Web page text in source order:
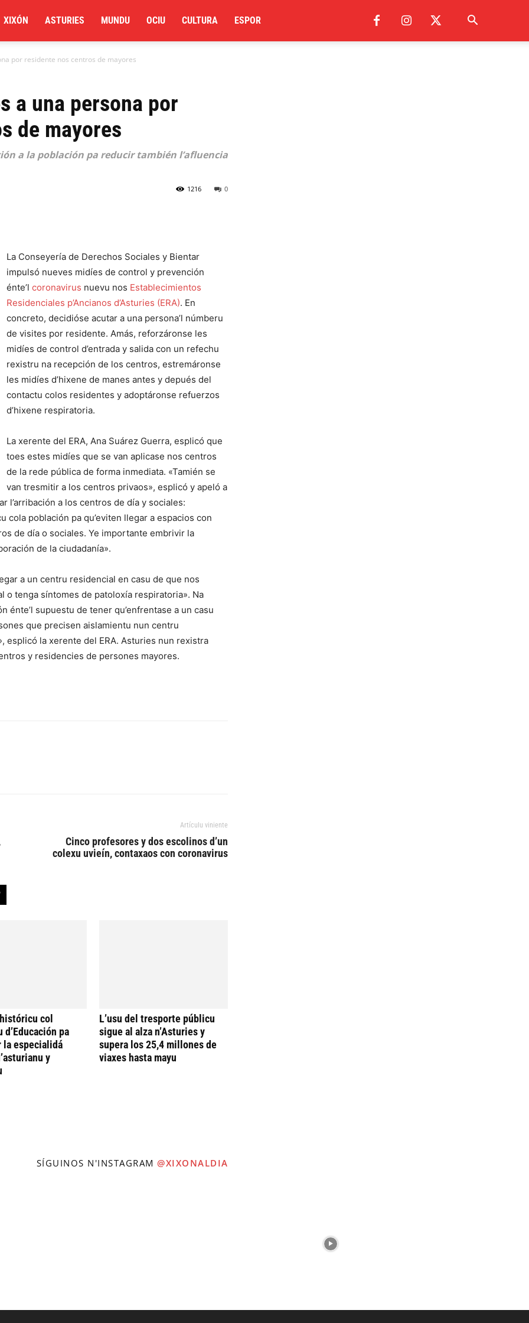
XIXÓN ASTURIES MUNDU OCIU CULTURA ESPOR
por residente nos centros de mayores
a una persona por
de mayores
a la población pa reducir también l’afluencia
0
1216
La Conseyería de Derechos Sociales y Bientar
impulsó nueves midíes de control y prevención
énte’l coronavirus nuevu nos Establecimientos
Residenciales p’Ancianos d’Asturies (ERA). En
concreto, decidióse acutar a una persona’l númberu
de visites por residente. Amás, reforzáronse les
midíes de control d’entrada y salida con un refechu
rexistru na recepción de los centros, estremáronse
les midíes d’hixene de manes antes y depués del
contactu colos residentes y adoptáronse refuerzos
d’hixene respiratoria.
La xerente del ERA, Ana Suárez Guerra, esplicó que
toes estes midíes que se van aplicase nos centros
de la rede pública de forma inmediata. «Tamién se
van tresmitir a los centros privaos», esplicó y apeló a
l’arribación a los centros de día y sociales:
cola población pa qu’eviten llegar a espacios con
de día o sociales. Ye importante embrivir la
de la ciudadanía».
a un centru residencial en casu de que nos
o tenga síntomes de patoloxía respiratoria». Na
énte’l supuestu de tener qu’enfrentase a un casu
que precisen aislamientu nun centru
esplicó la xerente del ERA. Asturies nun rexistra
y residencies de persones mayores.
Artículu viniente
Cinco profesores y dos escolinos d’un
colexu uvieín, contaxaos con coronavirus
col
pa
la especialidá
y
L’usu del tresporte públicu
sigue al alza n’Asturies y
supera los 25,4 millones de
viaxes hasta mayu
SÍGUINOS N'INSTAGRAM @XIXONALDIA